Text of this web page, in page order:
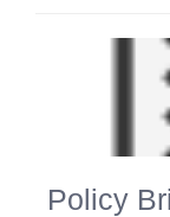
Policy